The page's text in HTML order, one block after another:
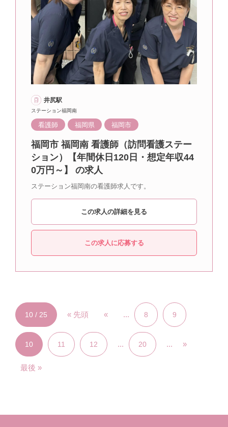
井尻駅
ステーション福岡南
看護師 福岡県 福岡市
福岡市 福岡南 看護師（訪問看護ステー
ション）【年間休日120日・想定年収44
0万円～】 の求人
ステーション福岡南の看護師求人です。
この求人の詳細を見る
この求人に応募する
10 / 25 « 先頭 « ... 8 9
10 11 12 ... 20 ... »
最後 »